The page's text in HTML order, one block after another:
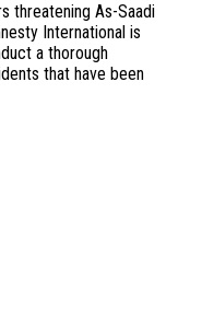
threatening As-Saadi
International is
a thorough
that have been